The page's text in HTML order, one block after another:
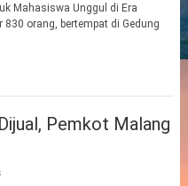
Mahasiswa Unggul di Era
orang, bertempat di Gedung
Pemkot Malang